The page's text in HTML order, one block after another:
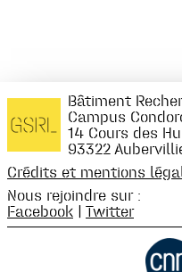
Bâtiment
Campus
14 Cours des
93322
Crédits et mentions
Nous rejoindre sur :
Facebook | Twitter